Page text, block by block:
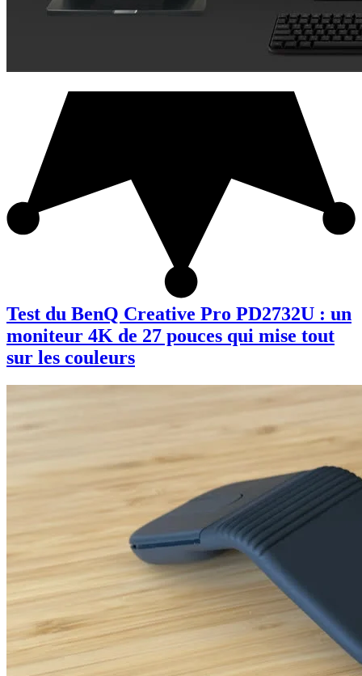
Test du BenQ Creative Pro PD2732U : un
moniteur 4K de 27 pouces qui mise tout
sur les couleurs